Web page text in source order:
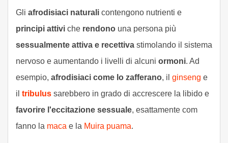
Gli afrodisiaci naturali contengono nutrienti e
principi attivi che rendono una persona più
sessualmente attiva e recettiva stimolando il sistema
nervoso e aumentando i livelli di alcuni ormoni. Ad
esempio, afrodisiaci come lo zafferano, il ginseng e
il tribulus sarebbero in grado di accrescere la libido e
favorire l'eccitazione sessuale, esattamente com
fanno la maca e la Muira puama.